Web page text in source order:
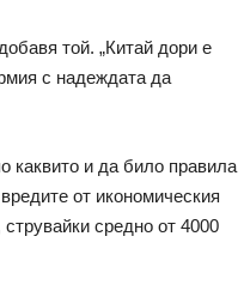
той. „Китай дори е
с надеждата да
каквито и да било правила
от икономическия
средно от 4000